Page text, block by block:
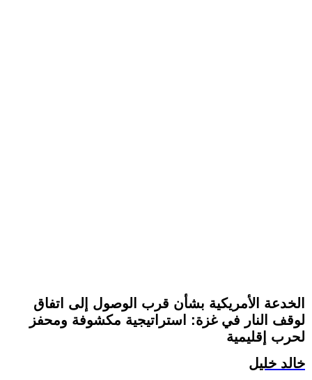
الخدعة الأمريكية بشأن قرب الوصول إلى اتفاق
لوقف النار في غزة: استراتيجية مكشوفة ومحفز
لحرب إقليمية
خالد خليل